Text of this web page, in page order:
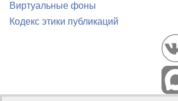
Виртуальные фоны
Кодекс этики публикаций